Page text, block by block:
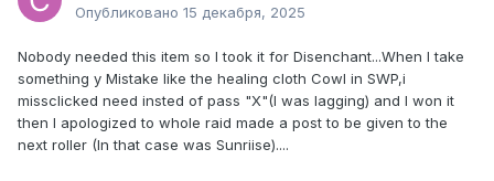
Опубликовано 15 декабря, 2025
Nobody needed this item so I took it for Disenchant...When I take
something y Mistake like the healing cloth Cowl in SWP,i
missclicked need insted of pass "X"(I was lagging) and I won it
then I apologized to whole raid made a post to be given to the
next roller (In that case was Sunriise)....